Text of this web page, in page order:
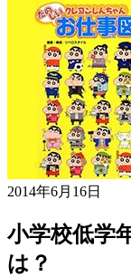
2014年6月16日
小学校低学
は？